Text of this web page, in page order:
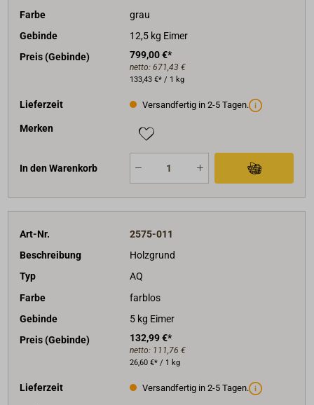
Farbe
grau
Gebinde
12,5 kg Eimer
Preis (Gebinde)
799,00 €*
netto: 671,43 €
133,43 €* / 1 kg
Lieferzeit Versandfertig in 2-5 Tagen.
Merken
In den Warenkorb
Art-Nr.
2575-011
Beschreibung
Holzgrund
Typ
AQ
Farbe
farblos
Gebinde
5 kg Eimer
Preis (Gebinde)
132,99 €*
netto: 111,76 €
26,60 €* / 1 kg
Lieferzeit Versandfertig in 2-5 Tagen.